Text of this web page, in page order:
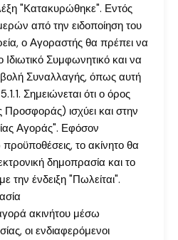
"Κατακυρώθηκε". Εντός
από την ειδοποίηση του
ο Αγοραστής θα πρέπει να
Ιδιωτικό Συμφωνητικό και να
Συναλλαγής, όπως αυτή
Σημειώνεται ότι ο όρος
Προσφοράς) ισχύει και στην
Αγοράς". Εφόσον
το ακίνητο θα
δημοπρασία και το
την ένδειξη "Πωλείται".
ακινήτου μέσω
οι ενδιαφερόμενοι